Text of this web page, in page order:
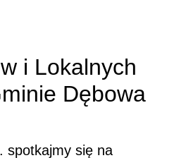
i Lokalnych
Dębowa
spotkajmy się na